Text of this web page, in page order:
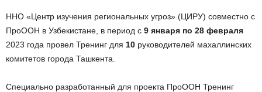
ННО «Центр изучения региональных угроз» (ЦИРУ) совместно с
ПроООН в Узбекистане, в период с 9 января по 28 февраля
2023 года провел Тренинг для 10 руководителей махаллинских
комитетов города Ташкента.
Специально разработанный для проекта ПроООН Тренинг